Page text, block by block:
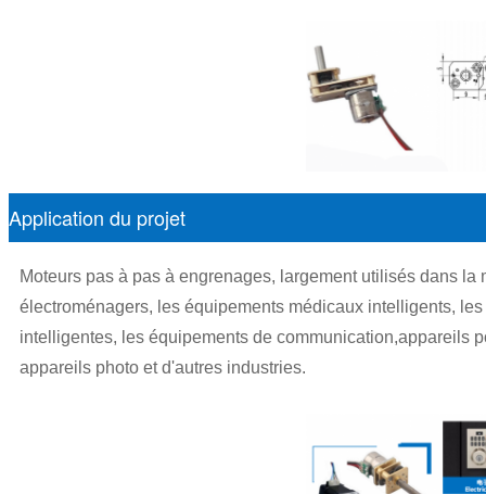
Application du projet
Moteurs pas à pas à engrenages, largement utilisés dans
électroménagers, les équipements médicaux intelligents,
intelligentes, les équipements de communication,appareils
appareils photo et d'autres industries.